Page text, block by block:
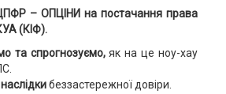
– ОПЦІНИ на постачання права
(КІФ).
та спрогнозуємо,як на це ноу-хау
беззастережної довіри.